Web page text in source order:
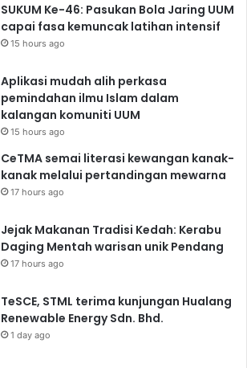
SUKUM Ke-46: Pasukan Bola Jaring UUM
capai fasa kemuncak latihan intensif
15 hours ago
Aplikasi mudah alih perkasa
pemindahan ilmu Islam dalam
kalangan komuniti UUM
15 hours ago
CeTMA semai literasi kewangan kanak-
kanak melalui pertandingan mewarna
17 hours ago
Jejak Makanan Tradisi Kedah: Kerabu
Daging Mentah warisan unik Pendang
17 hours ago
TeSCE, STML terima kunjungan Hualang
Renewable Energy Sdn. Bhd.
1 day ago